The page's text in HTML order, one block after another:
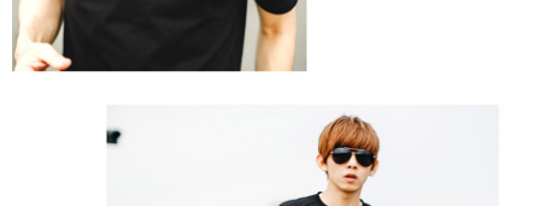
恩沛科技股份有限公司將有權停止該用戶之使用額度並採取法律行動。